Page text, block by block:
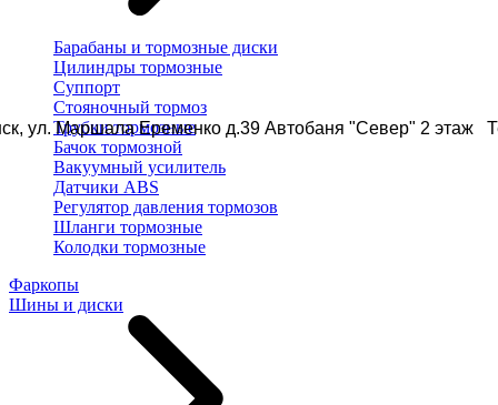
ул. Маршала Еременко д.39 Автобаня "Север" 2 этаж
Барабаны и тормозные диски
Цилиндры тормозные
Суппорт
Стояночный тормоз
Трубки тормозные
Бачок тормозной
Вакуумный усилитель
Датчики ABS
Регулятор давления тормозов
Шланги тормозные
Колодки тормозные
Фаркопы
Шины и диски